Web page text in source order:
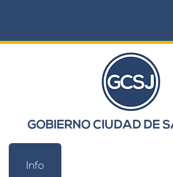
GOBIERNO CIUDAD DE
Info